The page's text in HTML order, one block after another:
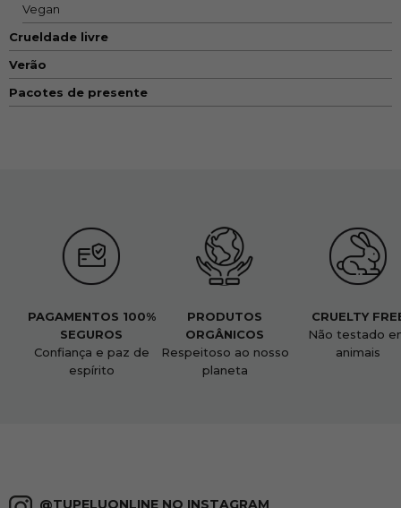
Vegan
Crueldade livre
Verão
Pacotes de presente
PAGAMENTOS 100%
SEGUROS
Confiança e paz de
espírito
PRODUTOS
ORGÂNICOS
Respeitoso ao nosso
planeta
CRUELTY
Não testado
animais
@TUPELUONLINE NO INSTAGRAM